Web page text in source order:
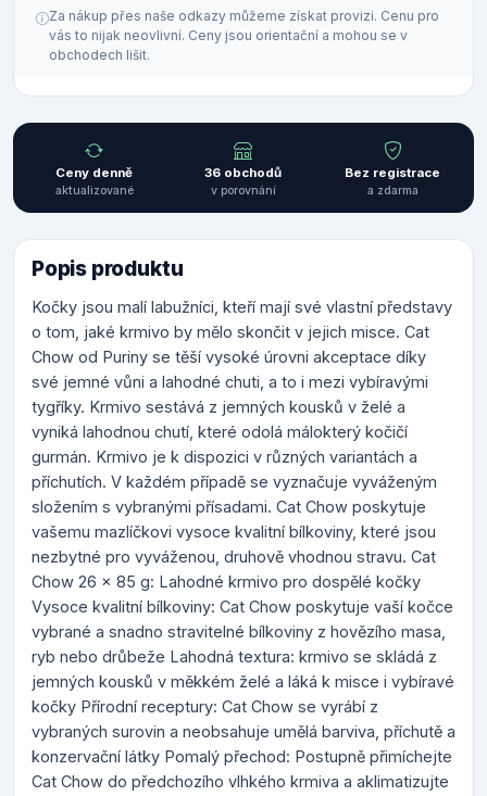
Za nákup přes naše odkazy můžeme získat provizi. Cenu pro
vás to nijak neovlivní. Ceny jsou orientační a mohou se v
obchodech lišit.
Ceny denně
aktualizované
36 obchodů
v porovnání
Bez registrace
a zdarma
Popis produktu
Kočky jsou malí labužníci, kteří mají své vlastní představy
o tom, jaké krmivo by mělo skončit v jejich misce. Cat
Chow od Puriny se těší vysoké úrovni akceptace díky
své jemné vůni a lahodné chuti, a to i mezi vybíravými
tygříky. Krmivo sestává z jemných kousků v želé a
vyniká lahodnou chutí, které odolá málokterý kočičí
gurmán. Krmivo je k dispozici v různých variantách a
příchutích. V každém případě se vyznačuje vyváženým
složením s vybranými přísadami. Cat Chow poskytuje
vašemu mazlíčkovi vysoce kvalitní bílkoviny, které jsou
nezbytné pro vyváženou, druhově vhodnou stravu. Cat
Chow 26 x 85 g: Lahodné krmivo pro dospělé kočky
Vysoce kvalitní bílkoviny: Cat Chow poskytuje vaší kočce
vybrané a snadno stravitelné bílkoviny z hovězího masa,
ryb nebo drůbeže Lahodná textura: krmivo se skládá z
jemných kousků v měkkém želé a láká k misce i vybíravé
kočky Přírodní receptury: Cat Chow se vyrábí z
vybraných surovin a neobsahuje umělá barviva, příchutě a
konzervační látky Pomalý přechod: Postupně přimíchejte
Cat Chow do předchozího vlhkého krmiva a aklimatizujte